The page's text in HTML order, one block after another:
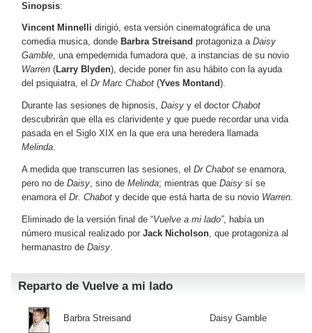
Sinopsis:
Vincent Minnelli dirigió, esta versión cinematográfica de una
comedia musica, donde Barbra Streisand protagoniza aDaisy
Gamble, una empedernida fumadora que, a instancias de su novio
Warren (Larry Blyden), decide poner fin asu hábito con la ayuda
del psiquiatra, el Dr Marc Chabot (Yves Montand).
Durante las sesiones de hipnosis, Daisy y el doctor Chabot
descubrirán que ella es clarividente y que puede recordar una vida
pasada en el Siglo XIX en la que era una heredera llamada
Melinda.
A medida que transcurren las sesiones, el Dr Chabot se enamora,
pero no de Daisy, sino de Melinda; mientras que Daisy sí se
enamora el Dr. Chabot y decide que está harta de su novio Warren.
Eliminado de la versión final de “Vuelve a mi lado”, había un
número musical realizado por Jack Nicholson, que protagoniza al
hermanastro de Daisy.
Reparto de Vuelve a mi lado
Barbra Streisand Daisy Gamble